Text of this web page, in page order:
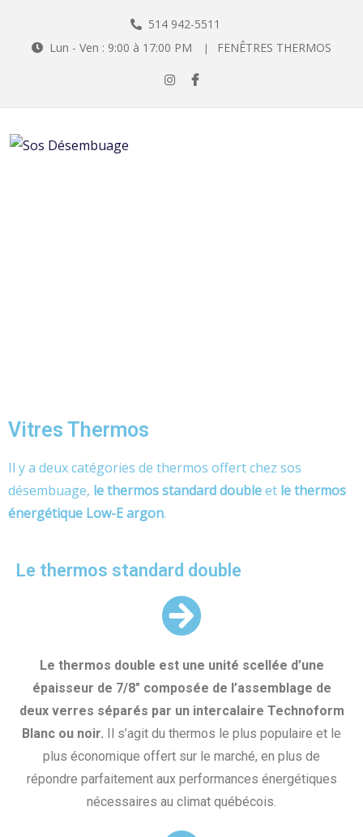
514 942-5511
Lun - Ven : 9:00 à 17:00 PM
| FENÊTRES THERMOS
Vitres Thermos
Il y a deux catégories de thermos offert chez sos
désembuage, le thermos standard doubleet le thermos
énergétique Low-E argon.
Le thermos standard double
Le thermos double est une unité scellée d’une
épaisseur de 7/8" composée de l’assemblage de
deux verres séparés par un intercalaire Technoform
Blanc ou noir. Il s’agit du thermos le plus populaire et le
plus économique offert sur le marché, en plus de
répondre parfaitement aux performances énergétiques
nécessaires au climat québécois.